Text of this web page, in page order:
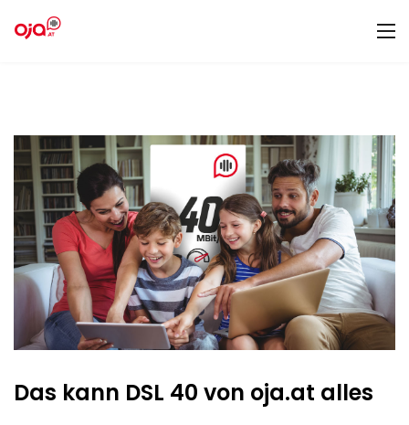
Das kann DSL 40 von oja.at alles